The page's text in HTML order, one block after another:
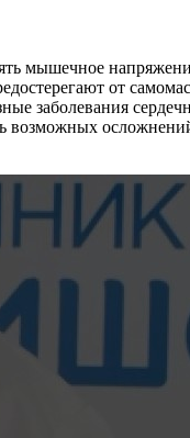
мышечное
от
заболевания
возможных